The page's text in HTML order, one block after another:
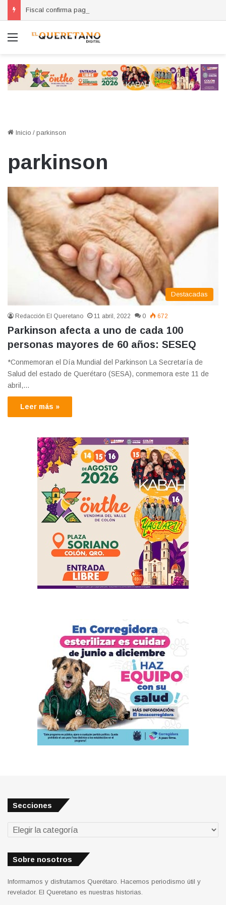
Menú
Inicio / parkinson
parkinson
Destacadas
Redacción El Queretano 11 abril, 2022 0 672
Parkinson afecta a uno de cada 100
personas mayores de 60 años: SESEQ
*Conmemoran el Día Mundial del Parkinson La Secretaría de
Salud del estado de Querétaro (SESA), conmemora este 11 de
abril,…
Leer más »
Secciones
Secciones
Sobre nosotros
Informamos y disfrutamos Querétaro. Hacemos periodismo útil y
revelador. El Queretano es nuestras historias.